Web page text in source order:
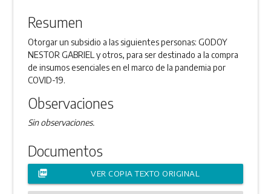
Resumen
Otorgar un subsidio a las siguientes personas: GODOY
NESTOR GABRIEL y otros, para ser destinado a la compra
de insumos esenciales en el marco de la pandemia por
COVID-19.
Observaciones
Sin observaciones.
Documentos
picture_as_pdf VER COPIA TEXTO ORIGINAL